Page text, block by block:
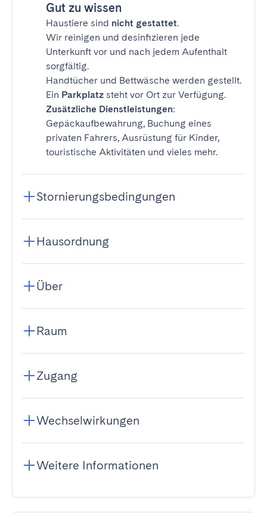
Gut zu wissen
Haustiere sind nicht gestattet.
Wir reinigen und desinfizieren jede
Unterkunft vor und nach jedem Aufenthalt
sorgfältig.
Handtücher und Bettwäsche werden gestellt.
Ein Parkplatz steht vor Ort zur Verfügung.
Zusätzliche Dienstleistungen:
Gepäckaufbewahrung, Buchung eines
privaten Fahrers, Ausrüstung für Kinder,
touristische Aktivitäten und vieles mehr.
Stornierungsbedingungen
Hausordnung
Über
Raum
Zugang
Wechselwirkungen
Weitere Informationen